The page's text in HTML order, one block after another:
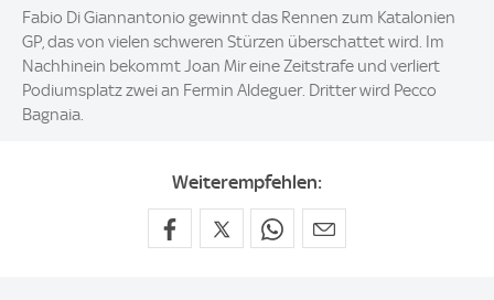
Fabio Di Giannantonio gewinnt das Rennen zum Katalonien
GP, das von vielen schweren Stürzen überschattet wird. Im
Nachhinein bekommt Joan Mir eine Zeitstrafe und verliert
Podiumsplatz zwei an Fermin Aldeguer. Dritter wird Pecco
Bagnaia.
Weiterempfehlen: